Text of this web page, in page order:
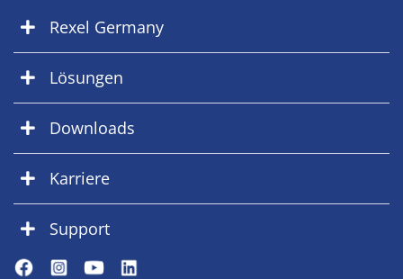
Rexel Germany
Lösungen
Downloads
Karriere
Support